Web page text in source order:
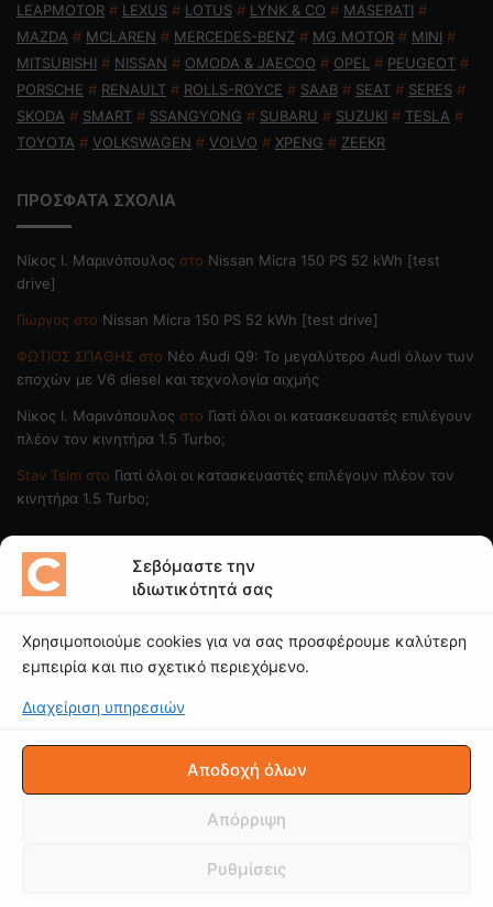
Σεβόμαστε την
ιδιωτικότητά σας
Χρησιμοποιούμε cookies για να σας προσφέρουμε καλύτερη
εμπειρία και πιο σχετικό περιεχόμενο.
Διαχείριση υπηρεσιών
Αποδοχή όλων
Απόρριψη
Ρυθμίσεις
LEAPMOTOR # LEXUS # LOTUS # LYNK & CO # MASERATI #
MAZDA # MCLAREN # MERCEDES-BENZ # MG MOTOR # MINI #
MITSUBISHI # NISSAN # OMODA & JAECOO # OPEL # PEUGEOT #
PORSCHE # RENAULT # ROLLS-ROYCE # SAAB # SEAT # SERES #
SKODA # SMART # SSANGYONG # SUBARU # SUZUKI # TESLA #
TOYOTA # VOLKSWAGEN # VOLVO # XPENG # ZEEKR
ΠΡΟΣΦΑΤΑ ΣΧΟΛΙΑ
Nίκος Ι. Mαρινόπουλος στο Nissan Micra 150 PS 52 kWh [test
drive]
Γιώργος στο Nissan Micra 150 PS 52 kWh [test drive]
ΦΩΤΙΟΣ ΣΠΑΘΗΣ στο Νέο Audi Q9: Το μεγαλύτερο Audi όλων των
εποχών με V6 diesel και τεχνολογία αιχμής
Nίκος Ι. Mαρινόπουλος στο Γιατί όλοι οι κατασκευαστές επιλέγουν
πλέον τον κινητήρα 1.5 Turbo;
Stav Tsim στο Γιατί όλοι οι κατασκευαστές επιλέγουν πλέον τον
κινητήρα 1.5 Turbo;
ΠΟΙΟΙ ΓΡΑΦΟΥΝ
Κώστας Κάκκαβας
Μιχάλης Κατωπόδης
Κώστας Χαλκιαδάκης